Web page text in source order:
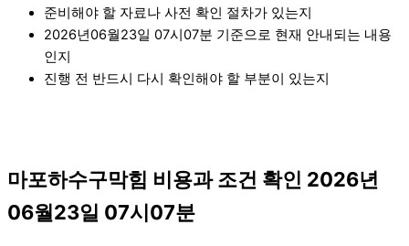
준비해야 할 자료나 사전 확인 절차가 있는지
2026년06월23일 07시07분 기준으로 현재 안내되는 내용
인지
진행 전 반드시 다시 확인해야 할 부분이 있는지
마포하수구막힘 비용과 조건 확인 2026년
06월23일 07시07분